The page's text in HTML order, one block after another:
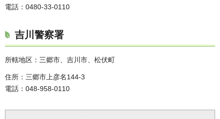
電話：0480-33-0110
吉川警察署
所轄地区：三郷市、吉川市、松伏町
住所：三郷市上彦名144-3
電話：048-958-0110